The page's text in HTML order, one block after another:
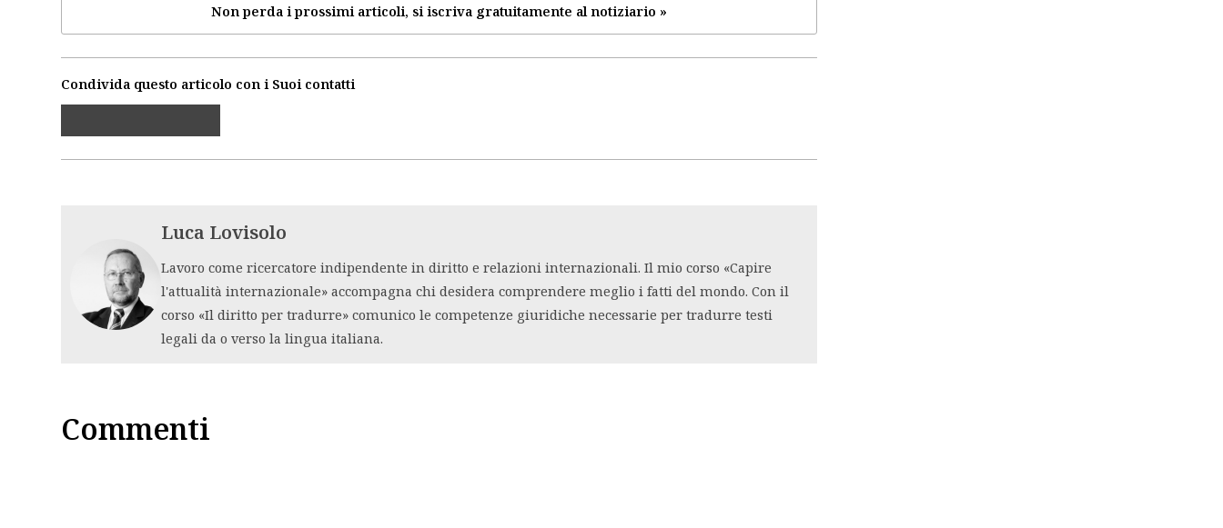
Non perda i prossimi articoli, si iscriva gratuitamente al notiziario »
Condivida questo articolo con i Suoi contatti
Luca Lovisolo
Lavoro come ricercatore indipendente in diritto e relazioni internazionali. Il mio corso «Capire
l'attualità internazionale» accompagna chi desidera comprendere meglio i fatti del mondo. Con il
corso «Il diritto per tradurre» comunico le competenze giuridiche necessarie per tradurre testi
legali da o verso la lingua italiana.
Commenti